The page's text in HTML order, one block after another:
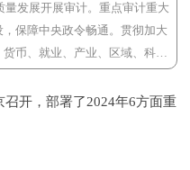
量发展开展审计。重点审计重大
保障中央政令畅通。贯彻加大
币、就业、产业、区域、科
开，部署了2024年6方面重